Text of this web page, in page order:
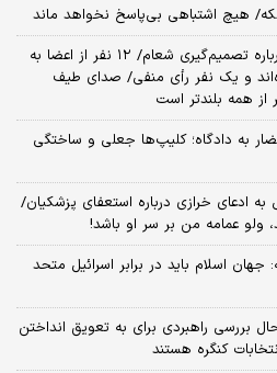
هیچ اشتباهی بی‌پاسخ نخواهد ماند
اظهارات جدید معاون پزشکیان درباره تصمیم‌گیری شعام/ ۱۲ نفر از اعضا به
و یک نفر رأی منفی/ صدای طیف
از همه بلندتر است
به دادگاه؛ کلیپ‌ها جعلی و ساختگی
ادعای خرازی درباره استعفای پزشکیان/
ولو عمامه من بر سر او باشد!
اسلام باید در برابر اسرائیل متحد
بررسی راهبردی برای به تعویق انداختن
کنگره هستند